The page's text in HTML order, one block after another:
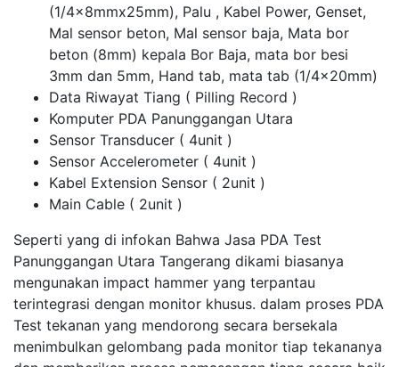
(1/4x8mmx25mm), Palu , Kabel Power, Genset,
Mal sensor beton, Mal sensor baja, Mata bor
beton (8mm) kepala Bor Baja, mata bor besi
3mm dan 5mm, Hand tab, mata tab (1/4x20mm)
Data Riwayat Tiang ( Pilling Record )
Komputer PDA Panunggangan Utara
Sensor Transducer ( 4unit )
Sensor Accelerometer ( 4unit )
Kabel Extension Sensor ( 2unit )
Main Cable ( 2unit )
Seperti yang di infokan Bahwa Jasa PDA Test
Panunggangan Utara Tangerang dikami biasanya
mengunakan impact hammer yang terpantau
terintegrasi dengan monitor khusus. dalam proses PDA
Test tekanan yang mendorong secara bersekala
menimbulkan gelombang pada monitor tiap tekananya